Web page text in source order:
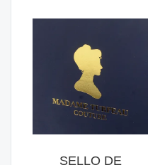
SELLO DE